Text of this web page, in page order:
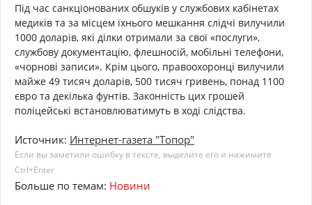
Під час санкціонованих обшуків у службових кабінетах
медиків та за місцем їхнього мешкання слідчі вилучили
1000 доларів, які ділки отримали за свої «послуги»,
службову документацію, флешносій, мобільні телефони,
«чорнові записи». Крім цього, правоохоронці вилучили
майже 49 тисяч доларів, 500 тисяч гривень, понад 1100
євро та декілька фунтів. Законність цих грошей
поліцейські встановлюватимуть в ході слідства.
Источник: Интернет-газета "Топор"
Если вы заметили ошибку в тексте, выделите его и нажимите
Ctrl+Enter
Больше по темам: Новини